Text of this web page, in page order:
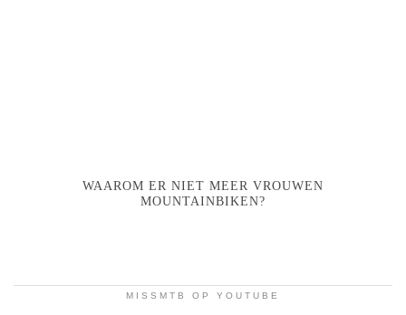
WAAROM ER NIET MEER VROUWEN
MOUNTAINBIKEN?
MISSMTB OP YOUTUBE